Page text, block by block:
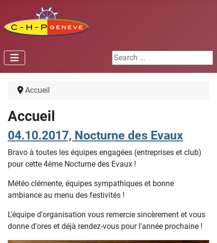
Search ...
Accueil
Accueil
04.10.2017, Nocturne des Evaux
Bravo à toutes les équipes engagées (entreprises et club)
pour cette 4ème Nocturne des Evaux !
Météo clémente, équipes sympathiques et bonne
ambiance au menu des festivités !
L'équipe d'organisation vous remercie sincèrement et vous
donne d'ores et déjà rendez-vous pour l'année prochaine !